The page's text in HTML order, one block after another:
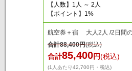
【人数】1人 ～ 2人
【ポイント】1%
航空券＋宿 大人2人 /2日間
合計88,400円(税込)
合計85,400円(税込)
(1人あたり42,700円・税込)